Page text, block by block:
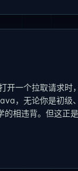
开一个拉取请求时
，无论你是初级
的相违背。但这正